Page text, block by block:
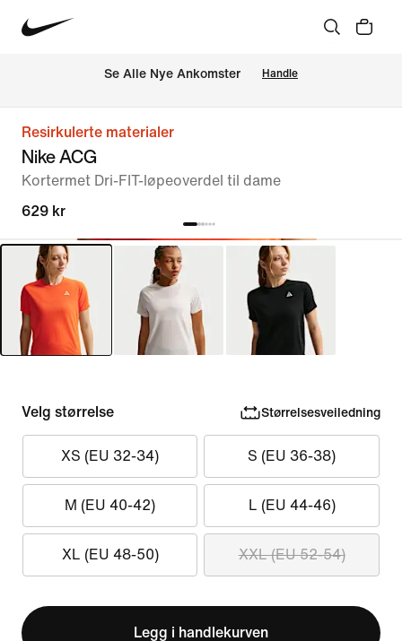
Se Alle Nye Ankomster Handle
Resirkulerte materialer
Nike ACG
Kortermet Dri-FIT-løpeoverdel til dame
629 kr
Velg størrelse Størrelsesveiledning
XS (EU 32-34) S (EU 36-38)
M (EU 40-42) L (EU 44-46)
XL (EU 48-50) XXL (EU 52-54)
Legg i handlekurven